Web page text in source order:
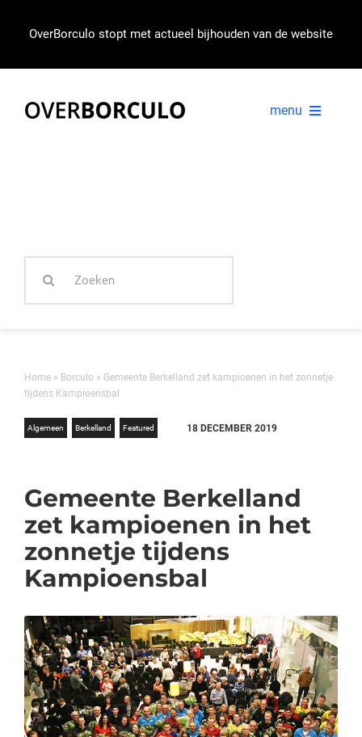
OverBorculo stopt met actueel bijhouden van de website
menu
IN BEELD
naar:
Home» Borculo » Gemeente Berkelland zet kampioenen in het zonnetje
tijdens Kampioensbal
Algemeen Berkelland Featured 18 DECEMBER 2019
Gemeente Berkelland
zet kampioenen in het
zonnetje tijdens
Kampioensbal